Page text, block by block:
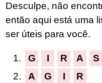
letras
do
quebra-
cabeça:
Desculpe, não
então aqui está uma
ser úteis para você.
1. G I R A
S
2.
A G I
R